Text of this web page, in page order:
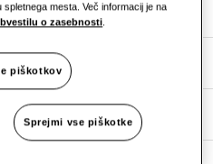
mesta. Več informacij je na
o zasebnosti
piškotkov
Sprejmi vse piškotke